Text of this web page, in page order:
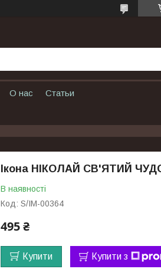
О нас Статьи
Ікона НІКОЛАЙ СВ'ЯТИЙ
В наявності
Код: S/IM-00364
495 ₴
Купити Купити з